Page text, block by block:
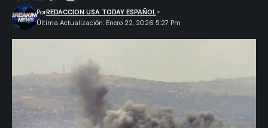
Última Actualización: Enero 22, 2026 5:27 Pm
PorREDACCION USA TODAY ESPAÑOL